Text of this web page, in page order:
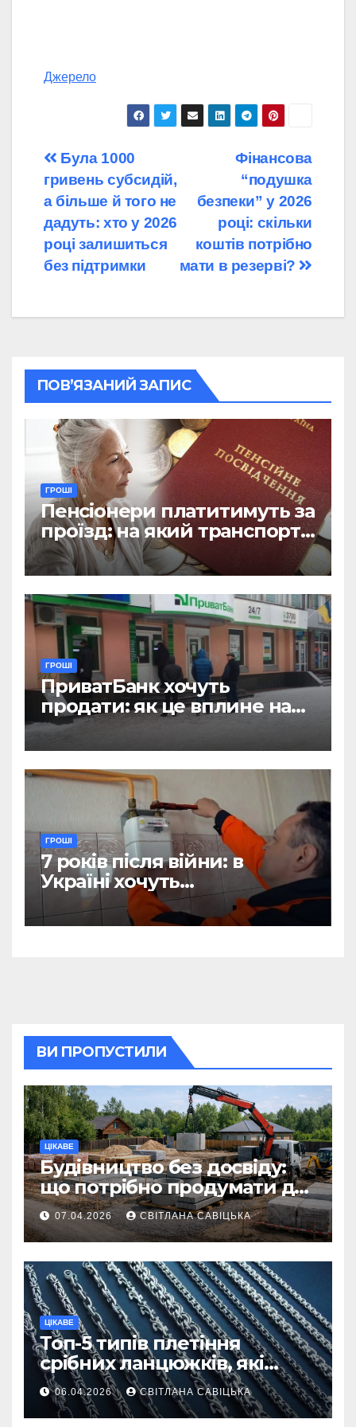
Джерело
Навігація
записів
Фінансова
“подушка
безпеки” у 2026
році: скільки
коштів потрібно
мати в резерві?
Була 1000
гривень субсидій,
а більше й того не
дадуть: хто у 2026
році залишиться
без підтримки
ПОВ’ЯЗАНИЙ ЗАПИС
ГРОШІ
Пенсіонери платитимуть за
проїзд: на який транспорт
не діятиме пільга
ГРОШІ
ПриватБанк хочуть
продати: як це вплине на
отримання зарплат, пенсій
і стипендій
ГРОШІ
7 років після війни: в
Україні хочуть
відтермінувати
встановлення лічильників
ВИ ПРОПУСТИЛИ
ЦІКАВЕ
Будівництво без досвіду:
що потрібно продумати до
першої доставки на
ділянку
07.04.2026 СВІТЛАНА САВІЦЬКА
ЦІКАВЕ
Топ-5 типів плетіння
срібних ланцюжків, які
вважаються
найнадійнішими
06.04.2026 СВІТЛАНА САВІЦЬКА